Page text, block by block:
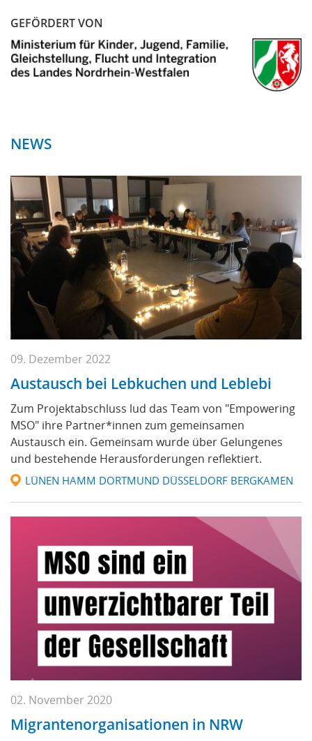
GEFÖRDERT VON
NEWS
09. Dezember 2022
Austausch bei Lebkuchen und Leblebi
Zum Projektabschluss lud das Team von "Empowering
MSO" ihre Partner*innen zum gemeinsamen
Austausch ein. Gemeinsam wurde über Gelungenes
und bestehende Herausforderungen reflektiert.
LÜNEN HAMM DORTMUND DÜSSELDORF BERGKAMEN
02. November 2020
Migrantenorganisationen in NRW